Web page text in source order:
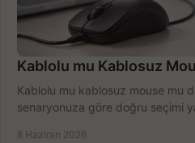
Kablolu mu Kablosuz
Kablolu mu kablosuz mouse mu
senaryonuza göre doğru seçimi
8 Haziran 2026